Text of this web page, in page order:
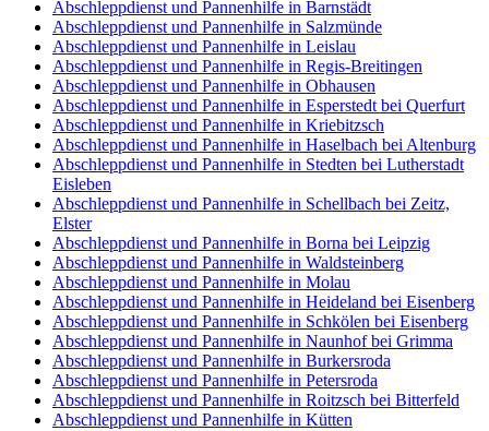
Abschleppdienst und Pannenhilfe in Barnstädt
Abschleppdienst und Pannenhilfe in Salzmünde
Abschleppdienst und Pannenhilfe in Leislau
Abschleppdienst und Pannenhilfe in Regis-Breitingen
Abschleppdienst und Pannenhilfe in Obhausen
Abschleppdienst und Pannenhilfe in Esperstedt bei Querfurt
Abschleppdienst und Pannenhilfe in Kriebitzsch
Abschleppdienst und Pannenhilfe in Haselbach bei Altenburg
Abschleppdienst und Pannenhilfe in Stedten bei Lutherstadt
Eisleben
Abschleppdienst und Pannenhilfe in Schellbach bei Zeitz,
Elster
Abschleppdienst und Pannenhilfe in Borna bei Leipzig
Abschleppdienst und Pannenhilfe in Waldsteinberg
Abschleppdienst und Pannenhilfe in Molau
Abschleppdienst und Pannenhilfe in Heideland bei Eisenberg
Abschleppdienst und Pannenhilfe in Schkölen bei Eisenberg
Abschleppdienst und Pannenhilfe in Naunhof bei Grimma
Abschleppdienst und Pannenhilfe in Burkersroda
Abschleppdienst und Pannenhilfe in Petersroda
Abschleppdienst und Pannenhilfe in Roitzsch bei Bitterfeld
Abschleppdienst und Pannenhilfe in Kütten